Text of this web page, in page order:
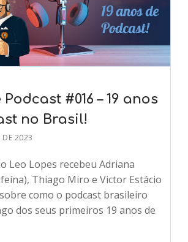
#016 – 19 anos
no Brasil!
2023
Leo Lopes recebeu Adriana
Thiago Miro e Victor Estácio
como o podcast brasileiro
dos seus primeiros 19 anos de